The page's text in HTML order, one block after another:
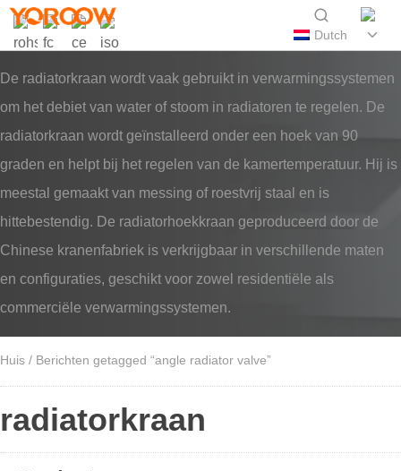
Dutch
De radiatorkraan wordt vaak gebruikt in verwarmingssystemen
om het debiet van water of stoom in radiatoren te regelen. De
radiatorkraan wordt geïnstalleerd onder een hoek van 90
graden en helpt bij het regelen van de kamertemperatuur. Hij is
meestal gemaakt van messing of roestvrij staal en is
hittebestendig. De radiatorhoekkraan geproduceerd door de
Chinese kranenfabriek is verkrijgbaar in verschillende maten
en configuraties, geschikt voor zowel residentiële als
commerciële verwarmingssystemen.
Huis / Berichten getagged “angle radiator valve”
radiatorkraan